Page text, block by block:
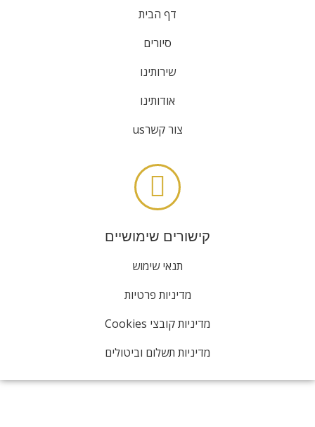
דף הבית
סיורים
שירותינו
אודותינו
צור קשרus
קישורים שימושיים
תנאי שימוש
מדיניות פרטיות
מדיניות קובצי Cookies
מדיניות תשלום וביטולים